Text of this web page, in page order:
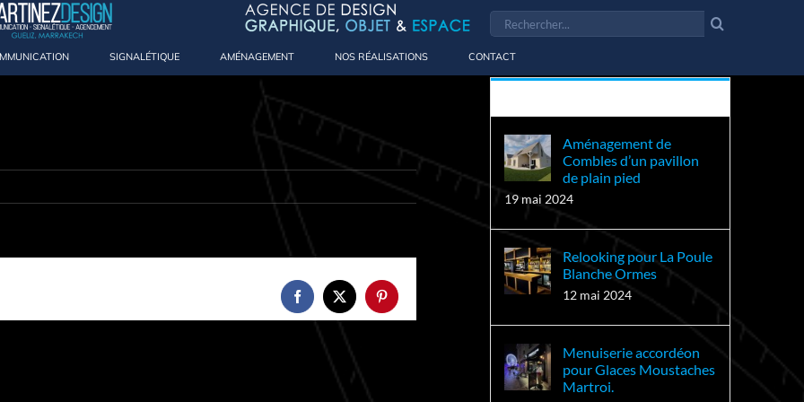
SIGNALÉTIQUE AMÉNAGEMENT NOS RÉALISATIONS CONTACT
Facebook
X Pinterest
Rechercher:
Aménagement de
Combles d’un pavillon
de plain pied
19 mai 2024
Relooking pour La Poule
Blanche Ormes
12 mai 2024
Menuiserie accordéon
pour Glaces Moustaches
Martroi.